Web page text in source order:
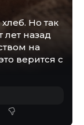
Но так
лет назад
на
верится с